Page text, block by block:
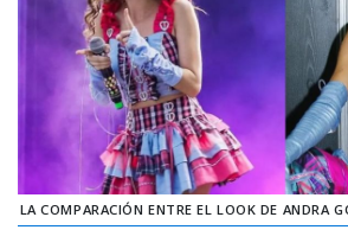
LA COMPARACIÓN ENTRE EL LOOK DE ANDRA